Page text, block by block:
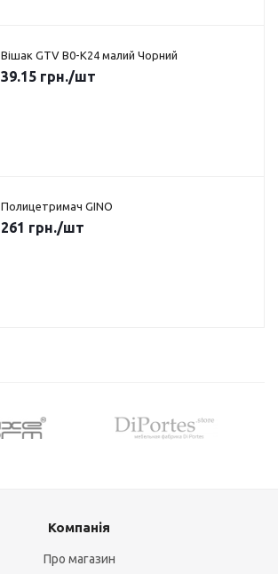
Вішак GTV B0-K24 малий Чорний
39.15 грн./шт
Полицетримач GINO
261 грн./шт
Компанія
Про магазин